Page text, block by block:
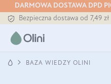
DARMOWA DOSTAWA DPD
Bezpieczna dostawa od 7,49 zł
Darmowa dostawa od 199 zł
Tłoczony zawsze na zimno
BAZA WIEDZY OLINI